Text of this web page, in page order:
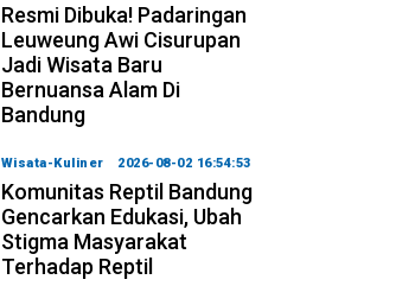
Resmi Dibuka! Padaringan
Leuweung Awi Cisurupan
Jadi Wisata Baru
Bernuansa Alam Di
Bandung
Wisata-Kuliner 2026-08-02 16:54:53
Komunitas Reptil Bandung
Gencarkan Edukasi, Ubah
Stigma Masyarakat
Terhadap Reptil